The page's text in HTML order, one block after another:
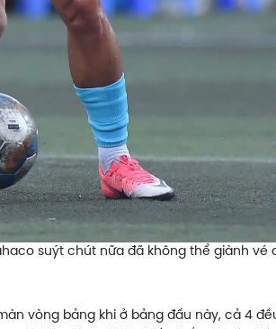
suýt chút nữa đã không thể giành vé
vòng bảng khi ở bảng đấu này, cả 4